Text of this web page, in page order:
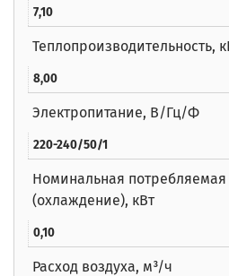
7,10
Теплопроизводительность,
8,00
Электропитание, В/Гц/Ф
220-240/50/1
Номинальная
(охлаждение), кВт
0,10
Расход воздуха, м³/ч